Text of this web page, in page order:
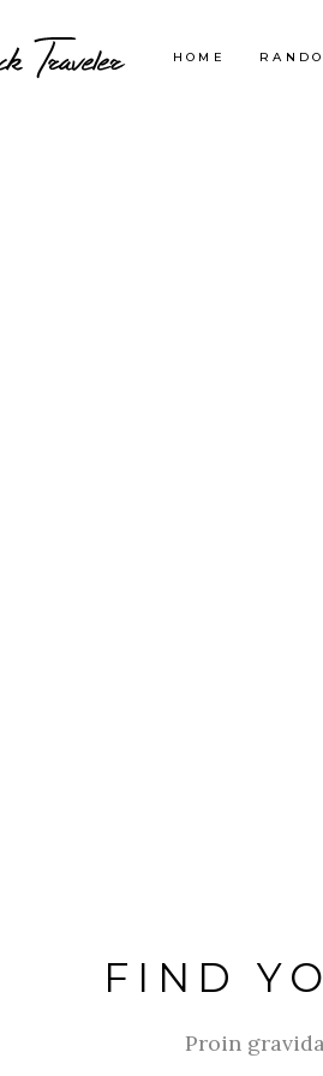
HOME
FIND
Proin